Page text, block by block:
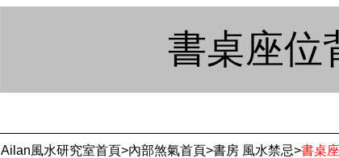
書桌座位
Ailan風水研究室首頁>內部煞氣首頁>書房 風水禁忌>書桌